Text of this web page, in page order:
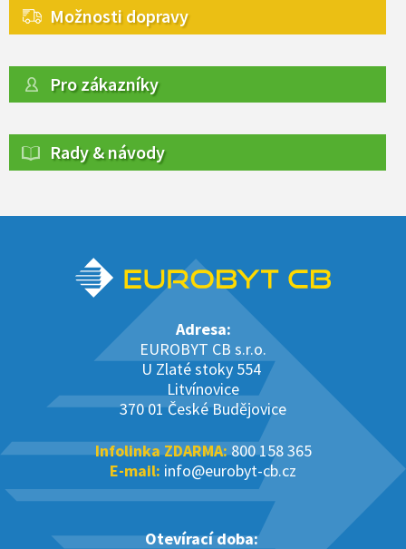
Možnosti dopravy
Pro zákazníky
Rady & návody
Adresa:
EUROBYT CB s.r.o.
U Zlaté stoky 554
Litvínovice
370 01 České Budějovice
Infolinka ZDARMA:800 158 365
E-mail: info@eurobyt-cb.cz
Otevírací doba: